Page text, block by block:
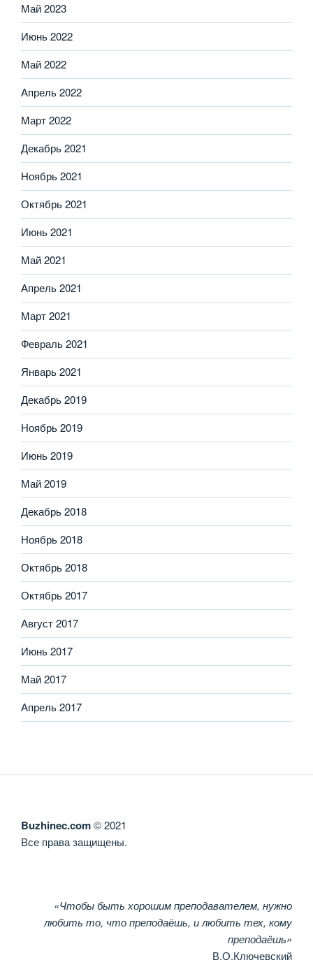
Май 2023
Июнь 2022
Май 2022
Апрель 2022
Март 2022
Декабрь 2021
Ноябрь 2021
Октябрь 2021
Июнь 2021
Май 2021
Апрель 2021
Март 2021
Февраль 2021
Январь 2021
Декабрь 2019
Ноябрь 2019
Июнь 2019
Май 2019
Декабрь 2018
Ноябрь 2018
Октябрь 2018
Октябрь 2017
Август 2017
Июнь 2017
Май 2017
Апрель 2017
Buzhinec.com© 2021
Все права защищены.
«Чтобы быть хорошим преподавателем, нужно
любить то, что преподаёшь, и любить тех, кому
преподаёшь»
В.О.Ключевский